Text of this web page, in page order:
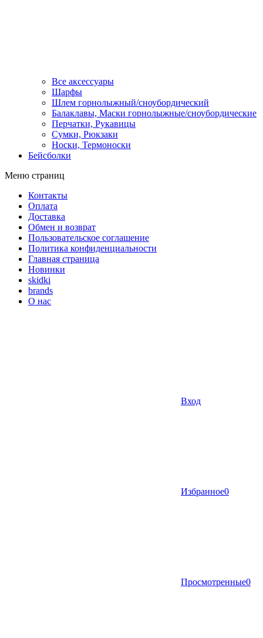
Все аксессуары
Шарфы
Шлем горнолыжный/сноубордический
Балаклавы, Маски горнолыжные/сноубордические
Перчатки, Рукавицы
Сумки, Рюкзаки
Носки, Термоноски
Бейсболки
Меню страниц
Контакты
Оплата
Доставка
Обмен и возврат
Пользовательское соглашение
Политика конфиденциальности
Главная страница
Новинки
skidki
brands
О нас
Вход
Избранное0
Просмотренные0